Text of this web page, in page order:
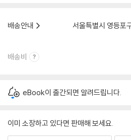
배송안내
서울특별시 영등포
배송비
eBook이 출간되면 알려드립니다.
이미 소장하고 있다면 판매해 보세요.